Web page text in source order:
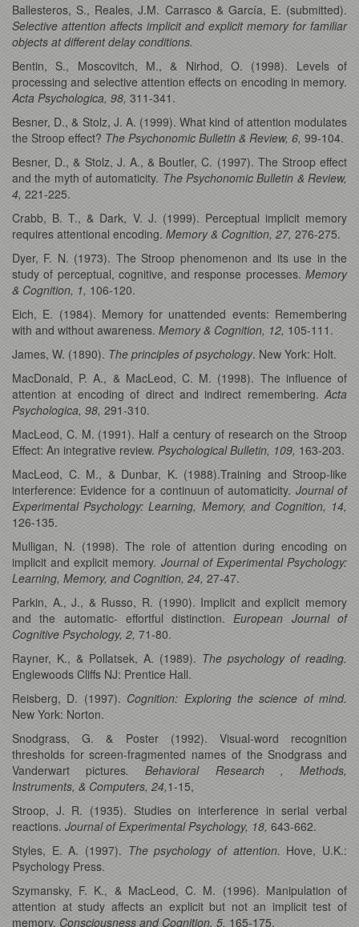
Ballesteros, S., Reales, J.M. Carrasco & García, E. (submitted).
Selective attention affects implicit and explicit memory for familiar
objects at different delay conditions.
Bentin, S., Moscovitch, M., & Nirhod, O. (1998). Levels of
processing and selective attention effects on encoding in memory.
Acta Psychologica, 98, 311-341.
Besner, D., & Stolz, J. A. (1999). What kind of attention modulates
the Stroop effect? The Psychonomic Bulletin & Review, 6, 99-104.
Besner, D., & Stolz, J. A., & Boutler, C. (1997). The Stroop effect
and the myth of automaticity. The Psychonomic Bulletin & Review,
4, 221-225.
Crabb, B. T., & Dark, V. J. (1999). Perceptual implicit memory
requires attentional encoding. Memory & Cognition, 27, 276-275.
Dyer, F. N. (1973). The Stroop phenomenon and its use in the
study of perceptual, cognitive, and response processes. Memory
& Cognition, 1, 106-120.
Eich, E. (1984). Memory for unattended events: Remembering
with and without awareness. Memory & Cognition, 12, 105-111.
James, W. (1890). The principles of psychology. New York: Holt.
MacDonald, P. A., & MacLeod, C. M. (1998). The influence of
attention at encoding of direct and indirect remembering. Acta
Psychologica, 98, 291-310.
MacLeod, C. M. (1991). Half a century of research on the Stroop
Effect: An integrative review. Psychological Bulletin, 109, 163-203.
MacLeod, C. M., & Dunbar, K. (1988).Training and Stroop-like
interference: Evidence for a continuun of automaticity. Journal of
Experimental Psychology: Learning, Memory, and Cognition, 14,
126-135.
Mulligan, N. (1998). The role of attention during encoding on
implicit and explicit memory. Journal of Experimental Psychology:
Learning, Memory, and Cognition, 24, 27-47.
Parkin, A., J., & Russo, R. (1990). Implicit and explicit memory
and the automatic- effortful distinction. European Journal of
Cognitive Psychology, 2, 71-80.
Rayner, K., & Pollatsek, A. (1989). The psychology of reading.
Englewoods Cliffs NJ: Prentice Hall.
Reisberg, D. (1997). Cognition: Exploring the science of mind.
New York: Norton.
Snodgrass, G. & Poster (1992). Visual-word recognition
thresholds for screen-fragmented names of the Snodgrass and
Vanderwart pictures. Behavioral Research , Methods,
Instruments, & Computers, 24,1-15,
Stroop, J. R. (1935). Studies on interference in serial verbal
reactions. Journal of Experimental Psychology, 18, 643-662.
Styles, E. A. (1997). The psychology of attention. Hove, U.K.:
Psychology Press.
Szymansky, F. K., & MacLeod, C. M. (1996). Manipulation of
attention at study affects an explicit but not an implicit test of
memory. Consciousness and Cognition, 5, 165-175.